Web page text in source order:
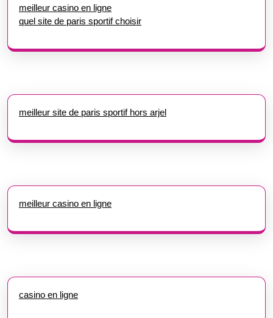
meilleur casino en ligne
quel site de paris sportif choisir
meilleur site de paris sportif hors arjel
meilleur casino en ligne
casino en ligne